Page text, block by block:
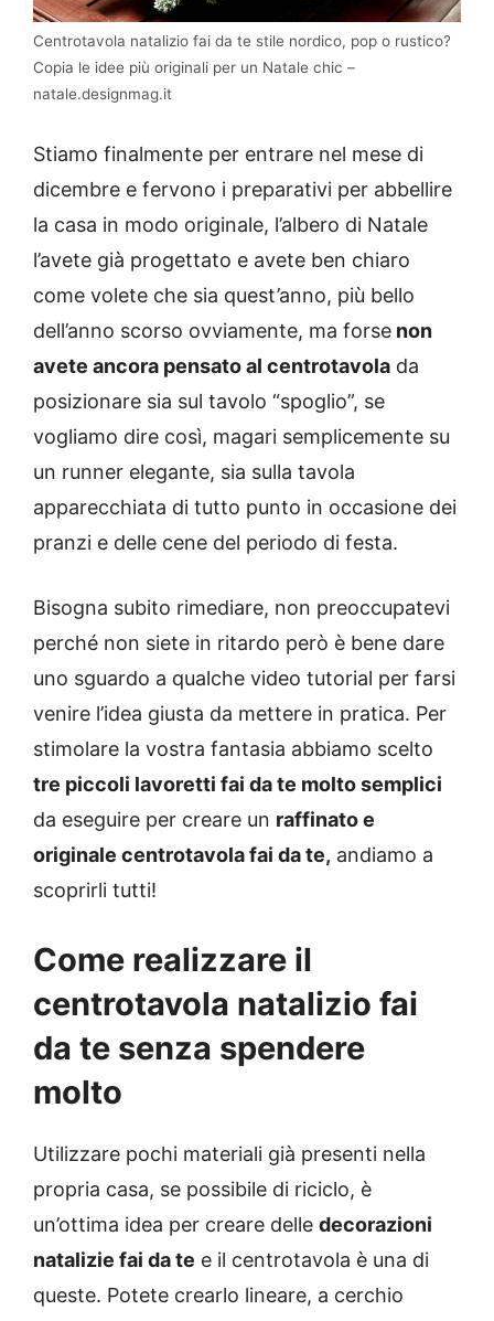
Centrotavola natalizio fai da te stile nordico, pop o rustico?
Copia le idee più originali per un Natale chic –
natale.designmag.it
Stiamo finalmente per entrare nel mese di
dicembre e fervono i preparativi per abbellire
la casa in modo originale, l’albero di Natale
l’avete già progettato e avete ben chiaro
come volete che sia quest’anno, più bello
dell’anno scorso ovviamente, ma forse non
avete ancora pensato al centrotavola da
posizionare sia sul tavolo “spoglio”, se
vogliamo dire così, magari semplicemente su
un runner elegante, sia sulla tavola
apparecchiata di tutto punto in occasione dei
pranzi e delle cene del periodo di festa.
Bisogna subito rimediare, non preoccupatevi
perché non siete in ritardo però è bene dare
uno sguardo a qualche video tutorial per farsi
venire l’idea giusta da mettere in pratica. Per
stimolare la vostra fantasia abbiamo scelto
tre piccoli lavoretti fai da te molto semplici
da eseguire per creare un raffinato e
originale centrotavola fai da te, andiamo a
scoprirli tutti!
Come realizzare il
centrotavola natalizio fai
da te senza spendere
molto
Utilizzare pochi materiali già presenti nella
propria casa, se possibile di riciclo, è
un’ottima idea per creare delle decorazioni
natalizie fai da te e il centrotavola è una di
queste. Potete crearlo lineare, a cerchio